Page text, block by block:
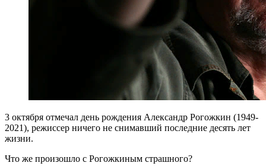
3 октября отмечал день рождения Александр Рогожкин (1949-
2021), режиссер ничего не снимавший последние десять лет
жизни.
Что же произошло с Рогожкиным страшного?